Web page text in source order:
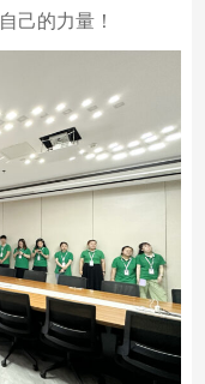
己的力量！